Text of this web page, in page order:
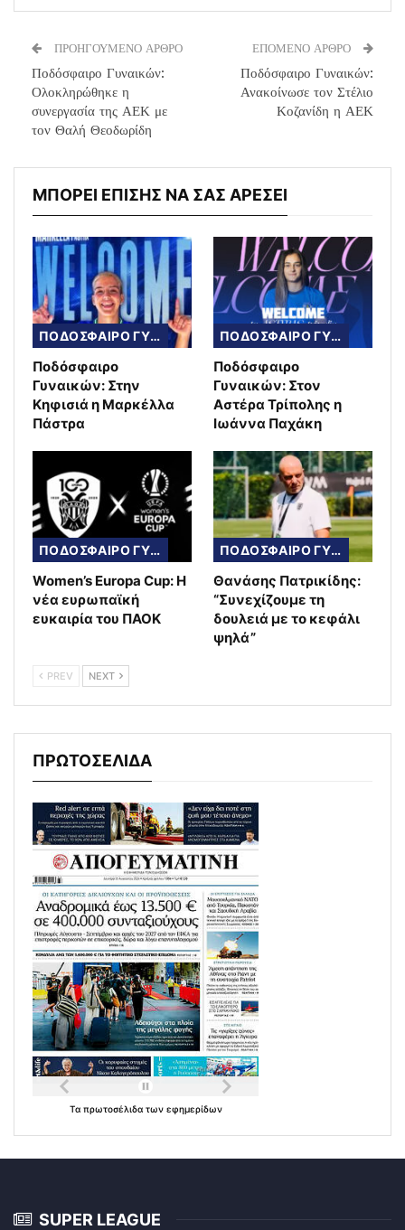
ΠΡΟΗΓΟΥΜΕΝΟ ΑΡΘΡΟ
Ποδόσφαιρο Γυναικών:
Ολοκληρώθηκε η
συνεργασία της ΑΕΚ με
τον Θαλή Θεοδωρίδη
ΕΠΟΜΕΝΟ ΑΡΘΡΟ
Ποδόσφαιρο Γυναικών:
Ανακοίνωσε τον Στέλιο
Κοζανίδη η ΑΕΚ
ΜΠΟΡΕΙ ΕΠΙΣΗΣ ΝΑ ΣΑΣ ΑΡΕΣΕΙ
ΠΟΔΟΣΦΑΙΡΟ ΓΥΝΑΙΚΩΝ
Ποδόσφαιρο
Γυναικών: Στην
Κηφισιά η Μαρκέλλα
Πάστρα
ΠΟΔΟΣΦΑΙΡΟ ΓΥΝΑΙΚΩΝ
Ποδόσφαιρο
Γυναικών: Στον
Αστέρα Τρίπολης η
Ιωάννα Παχάκη
ΠΟΔΟΣΦΑΙΡΟ ΓΥΝΑΙΚΩΝ
Women’s Europa Cup: Η
νέα ευρωπαϊκή
ευκαιρία του ΠΑΟΚ
ΠΟΔΟΣΦΑΙΡΟ ΓΥΝΑΙΚΩΝ
Θανάσης Πατρικίδης:
“Συνεχίζουμε τη
δουλειά με το κεφάλι
ψηλά”
PREV NEXT
ΠΡΩΤΟΣΕΛΙΔΑ
Τα πρωτοσέλιδα των εφημερίδων
SUPER LEAGUE